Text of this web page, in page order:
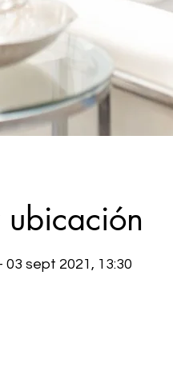
03 sept 2021, 13:30